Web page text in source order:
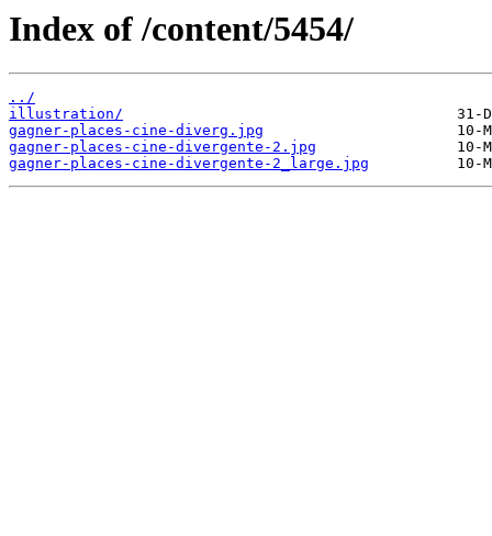
Index of /content/5454/
../
illustration/
gagner-places-cine-diverg.jpg
gagner-places-cine-divergente-2.jpg
gagner-places-cine-divergente-2_large.jpg